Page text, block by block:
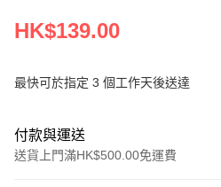
HK$139.00
最快可於指定 3 個工作天後送達
付款與運送
送貨上門滿HK$500.00免運費